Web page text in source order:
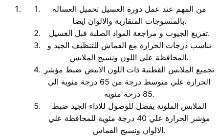
من المهم عند عمل دورة الغسيل تحميل الغسالة
بالمنسوجات المتقاربة والالوان ايضا.
تفريغ الجيوب و مراجعة المواد الصلبة فبل الغسيل.
تناسب درجات الحرارة مع القماش للتنظيف الجيد و
المحافظة علي اللون ونسيج الملابس.
تجميع الملابس القطنية ذات اللون الابيض ضبط مؤشر
الحرارة علي متوسط درجة من 65 درجة مئوية الي
85 درحة مئوية.
الملابس الملونة يفضل للوصول للاداء الجيد ضبط
مؤشر الحرارة علي 40 درجة مئوية للمحافظة علي
الالوان ونسيج القماش.